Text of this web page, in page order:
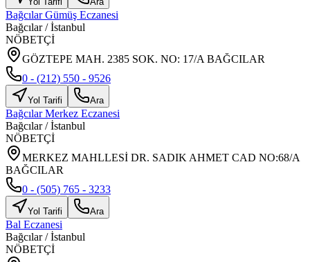
Bağcılar Gümüş Eczanesi
Bağcılar/İstanbul
NÖBETÇİ
GÖZTEPE MAH. 2385 SOK. NO: 17/A BAĞCILAR
0 - (212) 550 - 9526
Yol Tarifi Ara
Bağcılar Merkez Eczanesi
Bağcılar/İstanbul
NÖBETÇİ
MERKEZ MAHLLESİ DR. SADIK AHMET CAD NO:68/A
BAĞCILAR
0 - (505) 765 - 3233
Yol Tarifi Ara
Bal Eczanesi
Bağcılar/İstanbul
NÖBETÇİ